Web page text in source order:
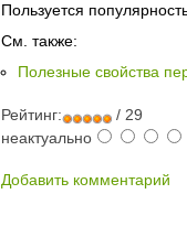
Пользуется
См. также:
Полезные свойства
Рейтинг:
/ 29
неактуально
Добавить комментарий